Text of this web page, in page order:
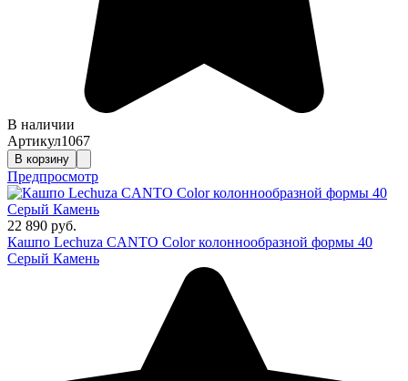
В наличии
Артикул1067
В корзину
Предпросмотр
22 890 руб.
Кашпо Lechuza CANTO Color колоннообразной формы 40
Серый Камень